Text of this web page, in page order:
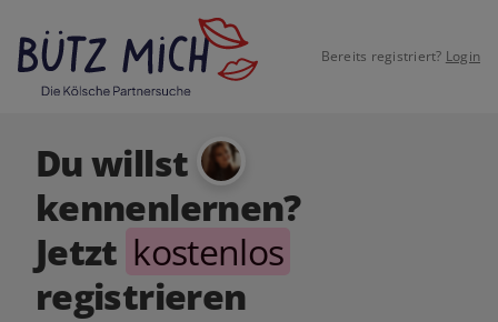
Bereits registriert? Login
Du willst
kennenlernen?
Jetzt kostenlos
registrieren